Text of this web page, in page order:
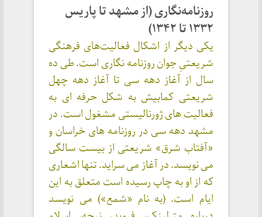
روزنامه‌نگاری (از مشهد تا پاریس
۱۳۳۲ تا ۱۳۴۲)
یکی دیگر از اشکال فعالیت‌های فرهنگی
شریعتیِ جوان روزنامه نگاری است. طی ده
سال از آغاز دهه سی تا آغاز دهه چهل
شریعتی کمابیش به شکل حرفه ای به
فعالیت های ژورنالیستی مشغول است. در
مشهد دهه سی در روزنامه های خراسان و
«آفتاب شرق» شریعتی از بیست سالگی
می نویسد. در آغاز می سراید. تنها اشعاری
که از او به چاپ رسیده است متعلق به این
ایام است. (به نام «شمع») می نویسد